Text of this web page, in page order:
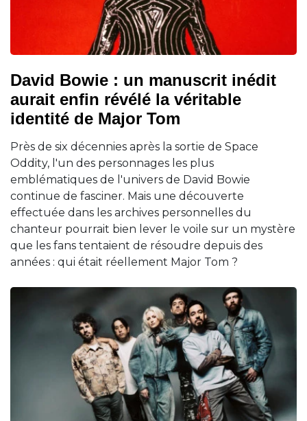
David Bowie : un manuscrit inédit
aurait enfin révélé la véritable
identité de Major Tom
Près de six décennies après la sortie de Space
Oddity, l'un des personnages les plus
emblématiques de l'univers de David Bowie
continue de fasciner. Mais une découverte
effectuée dans les archives personnelles du
chanteur pourrait bien lever le voile sur un mystère
que les fans tentaient de résoudre depuis des
années : qui était réellement Major Tom ?